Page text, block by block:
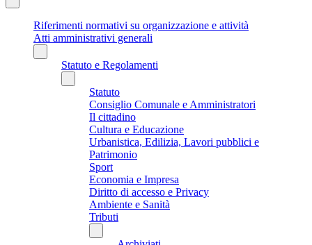
Riferimenti normativi su organizzazione e attività
Atti amministrativi generali
Statuto e Regolamenti
Statuto
Consiglio Comunale e Amministratori
Il cittadino
Cultura e Educazione
Urbanistica, Edilizia, Lavori pubblici e
Patrimonio
Sport
Economia e Impresa
Diritto di accesso e Privacy
Ambiente e Sanità
Tributi